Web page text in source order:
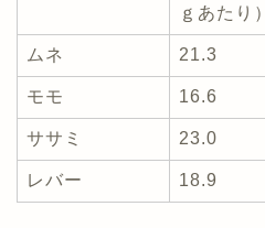
ｇあたり）
ムネ 21.3
モモ 16.6
ササミ 23.0
レバー 18.9